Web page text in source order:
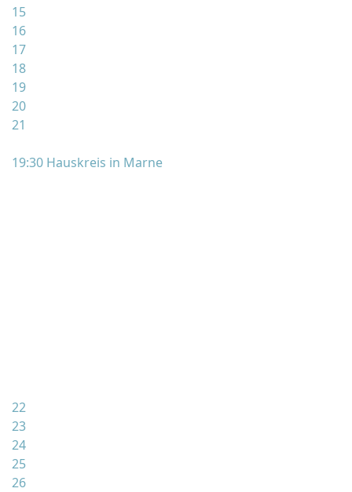
15
16
17
18
19
20
21
19:30 Hauskreis in Marne
22
23
24
25
26